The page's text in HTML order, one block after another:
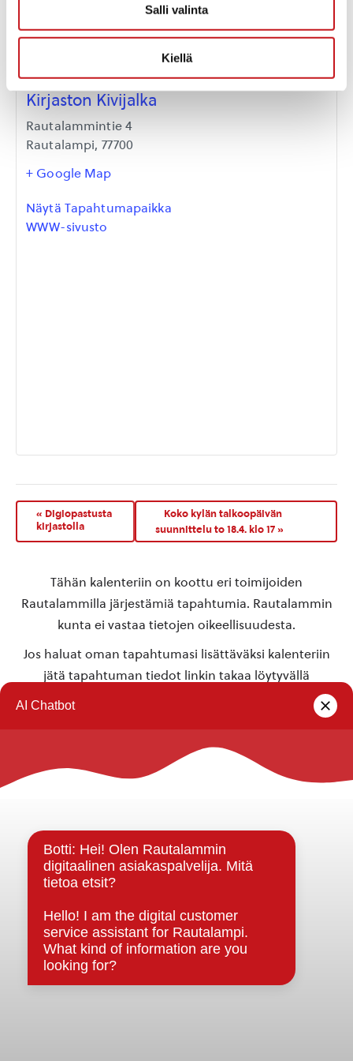
Salli valinta
Kiellä
Kirjaston Kivijalka
Rautalammintie 4
Rautalampi, 77700
+ Google Map
Näytä Tapahtumapaikka
WWW-sivusto
« Digiopastusta
kirjastolla
Koko kylän talkoopäivän
suunnittelu to 18.4. klo 17»
Tähän kalenteriin on koottu eri toimijoiden
Rautalammilla järjestämiä tapahtumia. Rautalammin
kunta ei vastaa tietojen oikeellisuudesta.
Jos haluat oman tapahtumasi lisättäväksi kalenteriin
jätä tapahtuman tiedot linkin takaa löytyvällä
Rautalammin kunta
Strategiat, ohjelmat, ohjeet, suunnitelmat, säännöt ja
sopimukset
Asiakirjajulkisuuskuvaus
Evästeet
Saavutettavuusseloste
Tietosuoja
Tietosuojaselosteet